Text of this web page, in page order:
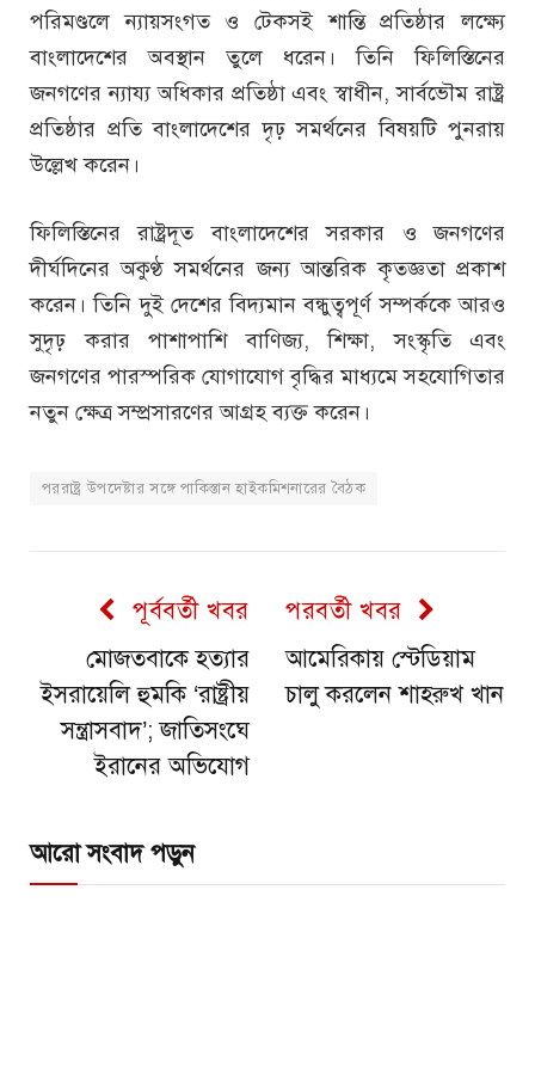
পরিমণ্ডলে ন্যায়সংগত ও টেকসই শান্তি প্রতিষ্ঠার লক্ষ্যে
বাংলাদেশের অবস্থান তুলে ধরেন। তিনি ফিলিস্তিনের
জনগণের ন্যায্য অধিকার প্রতিষ্ঠা এবং স্বাধীন, সার্বভৌম রাষ্ট্র
প্রতিষ্ঠার প্রতি বাংলাদেশের দৃঢ় সমর্থনের বিষয়টি পুনরায়
উল্লেখ করেন।
ফিলিস্তিনের রাষ্ট্রদূত বাংলাদেশের সরকার ও জনগণের
দীর্ঘদিনের অকুণ্ঠ সমর্থনের জন্য আন্তরিক কৃতজ্ঞতা প্রকাশ
করেন। তিনি দুই দেশের বিদ্যমান বন্ধুত্বপূর্ণ সম্পর্ককে আরও
সুদৃঢ় করার পাশাপাশি বাণিজ্য, শিক্ষা, সংস্কৃতি এবং
জনগণের পারস্পরিক যোগাযোগ বৃদ্ধির মাধ্যমে সহযোগিতার
নতুন ক্ষেত্র সম্প্রসারণের আগ্রহ ব্যক্ত করেন।
পররাষ্ট্র উপদেষ্টার সঙ্গে পাকিস্তান হাইকমিশনারের বৈঠক
পূর্ববর্তী খবর
মোজতবাকে হত্যার
ইসরায়েলি হুমকি ‘রাষ্ট্রীয়
সন্ত্রাসবাদ’; জাতিসংঘে
ইরানের অভিযোগ
পরবর্তী খবর
আমেরিকায় স্টেডিয়াম
চালু করলেন শাহরুখ খান
আরো সংবাদ পড়ুন